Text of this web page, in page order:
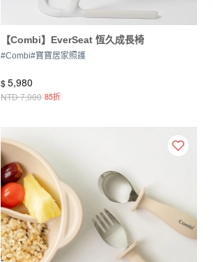
【Combi】EverSeat 恆久成長椅
#Combi#寶寶居家照護
$5,980
NTD7,000 85折